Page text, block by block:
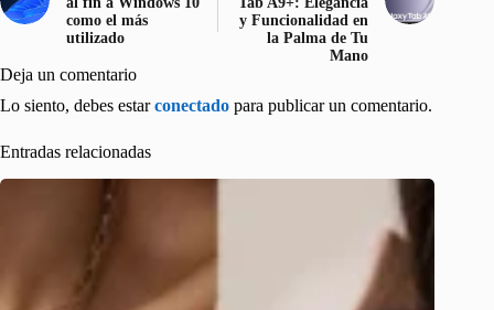
como el más
utilizado
y Funcionalidad en
la Palma de Tu
Mano
Deja un comentario
Lo siento, debes estarconectado para publicar un comentario.
Entradas relacionadas